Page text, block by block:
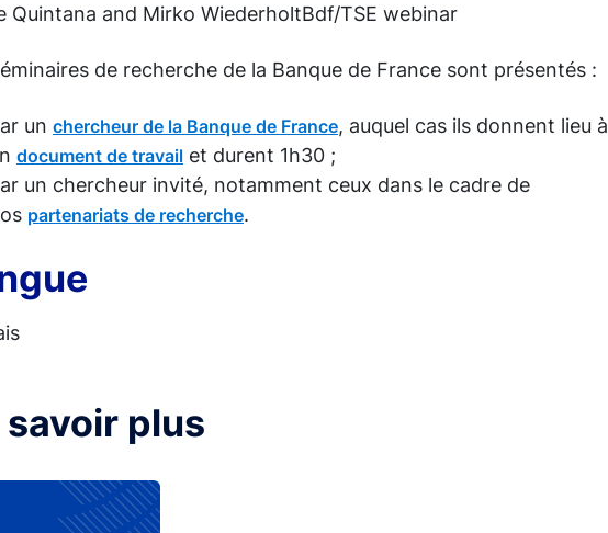
Quintana and Mirko WiederholtBdf/TSE webinar
de recherche de la Banque de France sont présentés :
un chercheur de la Banque de France, auquel cas ils donnent lieu à
document de travail et durent 1h30 ;
un chercheur invité, notamment ceux dans le cadre de
partenariats de recherche.
savoir plus